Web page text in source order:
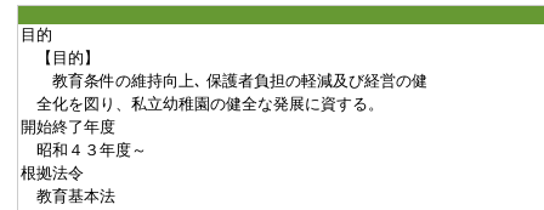
目的
【目的】
教育条件の維持向上､ 保護者負担の軽減及び経営の健
全化を図り、私立幼稚園の健全な発展に資する。
開始終了年度
昭和４３年度～
根拠法令
教育基本法